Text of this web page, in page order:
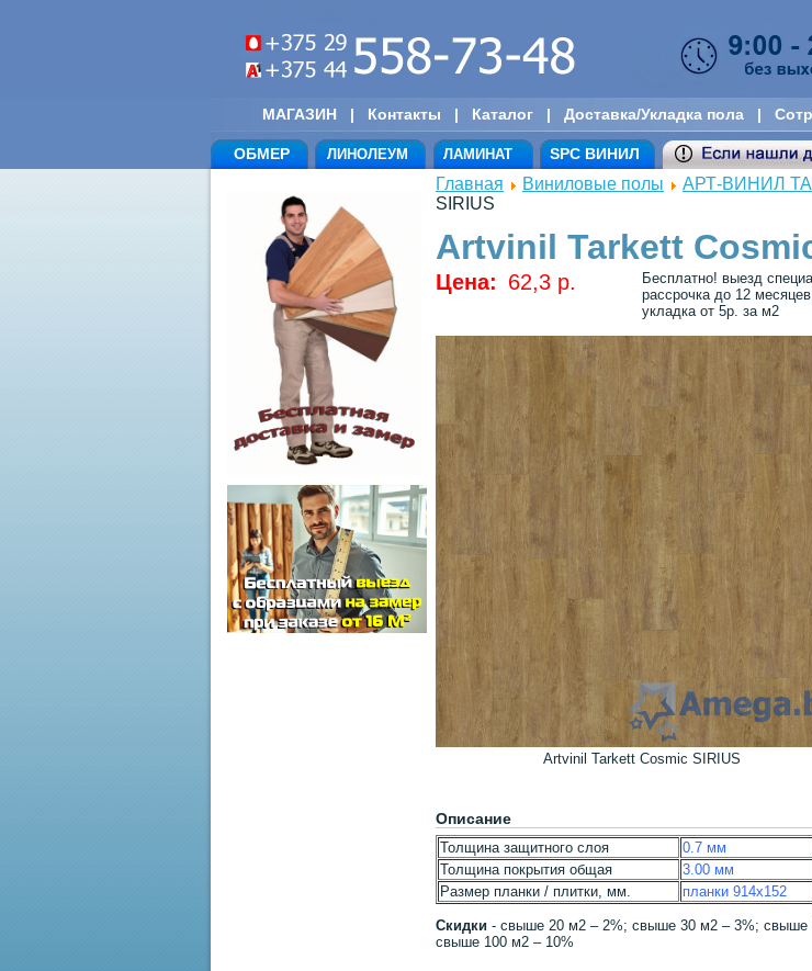
МАГАЗИН | Контакты | Каталог | Доставка/Укладка пола |
ОБМЕР ЛИНОЛЕУМ ЛАМИНАТ SPC ВИНИЛ
Главная Виниловые полы АРТ-ВИНИЛ
SIRIUS
Artvinil Tarkett
Бесплатно! выезд
рассрочка до 12
укладка от 5р. за м2
Цена: 62,3 p.
Artvinil Tarkett Cosmic SIRIUS
Описание
Толщина защитного слоя 0.7 мм
Толщина покрытия общая
3.00 мм
Размер планки / плитки, мм.
планки 914х152
Скидки - свыше 20 м2 – 2%; свыше 30 м2 – 3%; свыше
свыше 100 м2 – 10%